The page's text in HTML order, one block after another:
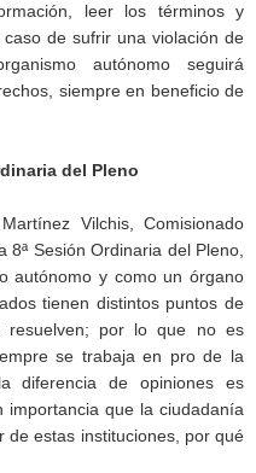
leer los términos y
de sufrir una violación de
autónomo seguirá
siempre en beneficio de
del Pleno
Vilchis, Comisionado
Sesión Ordinaria del Pleno,
autónomo y como un órgano
tienen distintos puntos de
resuelven; por lo que no es
se trabaja en pro de la
diferencia de opiniones es
que la ciudadanía
de estas instituciones, por qué